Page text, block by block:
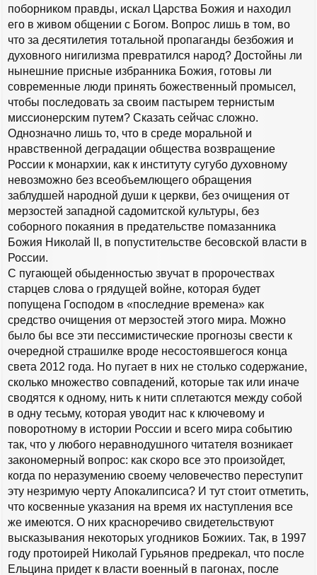
поборником правды, искал Царства Божия и находил
его в живом общении с Богом. Вопрос лишь в том, во
что за десятилетия тотальной пропаганды безбожия и
духовного нигилизма превратился народ? Достойны ли
нынешние присные избранника Божия, готовы ли
современные люди принять божественный промысел,
чтобы последовать за своим пастырем тернистым
миссионерским путем? Сказать сейчас сложно.
Однозначно лишь то, что в среде моральной и
нравственной деградации общества возвращение
России к монархии, как к институту сугубо духовному
невозможно без всеобъемлющего обращения
заблудшей народной души к церкви, без очищения от
мерзостей западной садомитской культуры, без
соборного покаяния в предательстве помазанника
Божия Николай II, в попустительстве бесовской власти в
России.
С пугающей обыденностью звучат в пророчествах
старцев слова о грядущей войне, которая будет
попущена Господом в «последние времена» как
средство очищения от мерзостей этого мира. Можно
было бы все эти пессимистические прогнозы свести к
очередной страшилке вроде несостоявшегося конца
света 2012 года. Но пугает в них не столько содержание,
сколько множество совпадений, которые так или иначе
сводятся к одному, нить к нити сплетаются между собой
в одну тесьму, которая уводит нас к ключевому и
поворотному в истории России и всего мира событию
так, что у любого неравнодушного читателя возникает
закономерный вопрос: как скоро все это произойдет,
когда по неразумению своему человечество переступит
эту незримую черту Апокалипсиса? И тут стоит отметить,
что косвенные указания на время их наступления все
же имеются. О них красноречиво свидетельствуют
высказывания некоторых угодников Божиих. Так, в 1997
году протоирей Николай Гурьянов предрекал, что после
Ельцина придет к власти военный в пагонах, после